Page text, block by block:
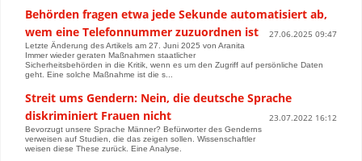
Behörden fragen etwa jede Sekunde automatisiert ab,
wem eine Telefonnummer zuzuordnen ist
27.06.2025 09:47
Letzte Änderung des Artikels am 27. Juni 2025 von Aranita
Immer wieder geraten Maßnahmen staatlicher
Sicherheitsbehörden in die Kritik, wenn es um den Zugriff auf persönliche Daten
geht. Eine solche Maßnahme ist die s...
Streit ums Gendern: Nein, die deutsche Sprache
diskriminiert Frauen nicht
23.07.2022 16:12
Bevorzugt unsere Sprache Männer? Befürworter des Genderns
verweisen auf Studien, die das zeigen sollen. Wissenschaftler
weisen diese These zurück. Eine Analyse.